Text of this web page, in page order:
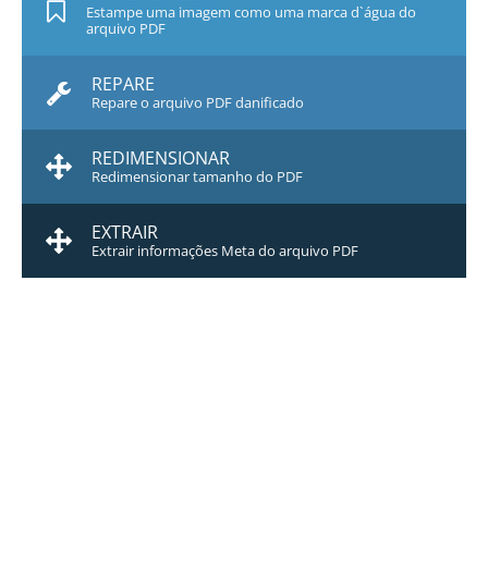
Estampe uma imagem como uma marca d`água do
arquivo PDF
REPARE
Repare o arquivo PDF danificado
REDIMENSIONAR
Redimensionar tamanho do PDF
EXTRAIR
Extrair informações Meta do arquivo PDF